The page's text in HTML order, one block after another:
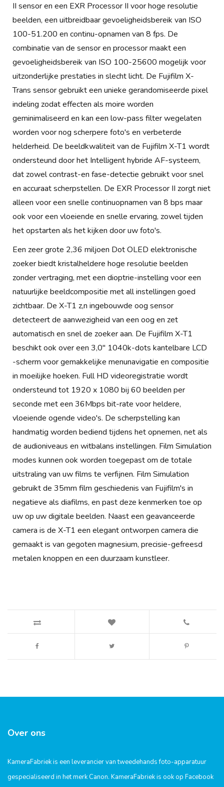
II sensor en een EXR Processor II voor hoge resolutie
beelden, een uitbreidbaar gevoeligheidsbereik van ISO
100-51.200 en continu-opnamen van 8 fps. De
combinatie van de sensor en processor maakt een
gevoeligheidsbereik van ISO 100-25600 mogelijk voor
uitzonderlijke prestaties in slecht licht. De Fujifilm X-
Trans sensor gebruikt een unieke gerandomiseerde pixel
indeling zodat effecten als moire worden
geminimaliseerd en kan een low-pass filter wegelaten
worden voor nog scherpere foto's en verbeterde
helderheid. De beeldkwaliteit van de Fujifilm X-T1 wordt
ondersteund door het Intelligent hybride AF-systeem,
dat zowel contrast-en fase-detectie gebruikt voor snel
en accuraat scherpstellen. De EXR Processor II zorgt niet
alleen voor een snelle continuopnamen van 8 bps maar
ook voor een vloeiende en snelle ervaring, zowel tijden
het opstarten als het kijken door uw foto's.
Een zeer grote 2,36 miljoen Dot OLED elektronische
zoeker biedt kristalheldere hoge resolutie beelden
zonder vertraging, met een dioptrie-instelling voor een
natuurlijke beeldcompositie met all instellingen goed
zichtbaar. De X-T1 z,n ingebouwde oog sensor
detecteert de aanwezigheid van een oog en zet
automatisch en snel de zoeker aan. De Fujifilm X-T1
beschikt ook over een 3,0" 1040k-dots kantelbare LCD
-scherm voor gemakkelijke menunavigatie en compositie
in moeilijke hoeken. Full HD videoregistratie wordt
ondersteund tot 1920 x 1080 bij 60 beelden per
seconde met een 36Mbps bit-rate voor heldere,
vloeiende ogende video's. De scherpstelling kan
handmatig worden bediend tijdens het opnemen, net als
de audioniveaus en witbalans instellingen. Film Simulation
modes kunnen ook worden toegepast om de totale
uitstraling van uw films te verfijnen. Film Simulation
gebruikt de 35mm film geschiedenis van Fujifilm's in
negatieve als diafilms, en past deze kenmerken toe op
uw op uw digitale beelden. Naast een geavanceerde
camera is de X-T1 een elegant ontworpen camera die
gemaakt is van gegoten magnesium, precisie-gefreesd
metalen knoppen en een duurzaam kunstleer.
Over ons
KameraFabriek is een leverancier van tweedehands foto-apparatuur
gespecialiseerd in het merk Canon. KameraFabriek is ook op Facebook